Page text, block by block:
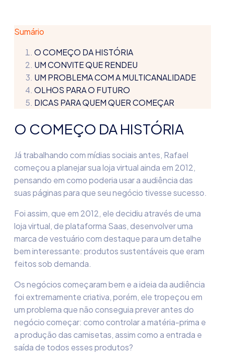
Sumário
O COMEÇO DA HISTÓRIA
UM CONVITE QUE RENDEU
UM PROBLEMA COM A MULTICANALIDADE
OLHOS PARA O FUTURO
DICAS PARA QUEM QUER COMEÇAR
O COMEÇO DA HISTÓRIA
Já trabalhando com mídias sociais antes, Rafael
começou a planejar sua loja virtual ainda em 2012,
pensando em como poderia usar a audiência das
suas páginas paraque seu negócio tivesse sucesso.
Foi assim, que em 2012, ele decidiuatravés de uma
loja virtual, deplataforma Saas,desenvolver uma
marca de vestuário comdestaque para um detalhe
bem interessante: produtos sustentáveis que eram
feitos sob demanda.
Os negócios começaram bem e a ideia da audiência
foi extremamente criativa, porém, ele tropeçou em
um problema que não conseguia prever antes do
negócio começar: como controlar a matéria-prima e
a produção das camisetas, assim como a entrada e
saída de todos esses produtos?